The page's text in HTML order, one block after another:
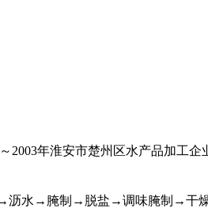
～ 2003年淮安市楚州区水产品加工企
沥水 → 腌制 → 脱盐 →调味腌制 →干